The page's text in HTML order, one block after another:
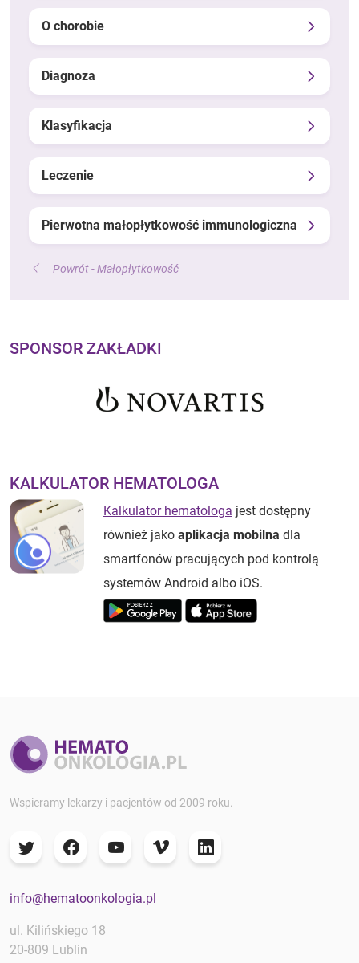
O chorobie
Diagnoza
Klasyfikacja
Leczenie
Pierwotna małopłytkowość immunologiczna
Powrót - Małopłytkowość
SPONSOR ZAKŁADKI
KALKULATOR HEMATOLOGA
Kalkulator hematologa jest dostępny
również jako aplikacja mobilna dla
smartfonów pracujących pod kontrolą
systemów Android albo iOS.
Wspieramy lekarzy i pacjentów od 2009 roku.
info@hematoonkologia.pl
ul. Kilińskiego 18
20-809 Lublin